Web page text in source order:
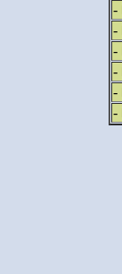
-
-
-
-
-
-